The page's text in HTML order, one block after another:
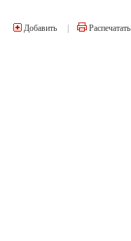
Добавить Распечатать